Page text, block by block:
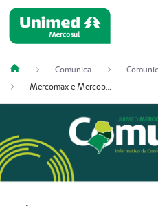
Comunica
Mercomax e Mercobran: dois negócios que provam o que o Sistema Unimed pode construir